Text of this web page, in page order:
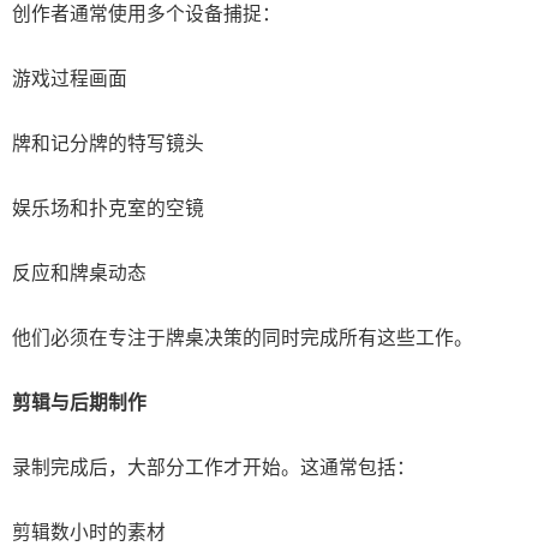
创作者通常使用多个设备捕捉：
游戏过程画面
牌和记分牌的特写镜头
娱乐场和扑克室的空镜
反应和牌桌动态
他们必须在专注于牌桌决策的同时完成所有这些工作。
剪辑与后期制作
录制完成后，大部分工作才开始。这通常包括：
剪辑数小时的素材